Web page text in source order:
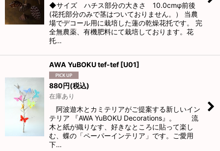
◆サイズ ハチス部分の大きさ 10.0cmφ前後
(花托部分のみで茎はついておりません。） 当農
場でデコール用に栽培した蓮の乾燥花托です。 完
全無農薬、有機肥料にて栽培しております。花
托…
AWA YuBOKU tef-tef [U01]
880円(税込)
在庫あり
阿波遊木とカミテリアがご提案する新しいイン
テリア 『AWA YuBOKU Decorations』。 流
木と紙が織りなす、好きなところに貼って楽し
む、蝶の「ペーパーインテリア」です。ご愛用
下…